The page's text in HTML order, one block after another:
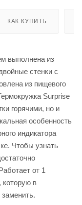
КАК КУПИТЬ
выполнена из
стенки с
из пищевого
Surprise
горячими, но и
особенность
индикатора
Чтобы узнать
от 1
которую в